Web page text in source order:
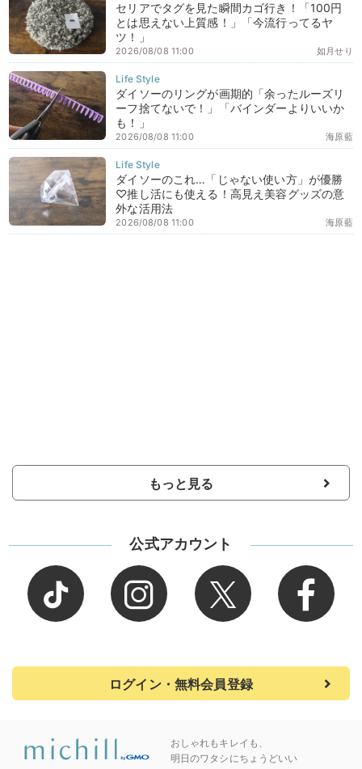
セリアでタグを見た瞬間カゴ行き！「100円
とは思えない上質感！」「今流行ってるヤ
ツ！」
如月せり
2026/08/08 11:00
ダイソーのリングが画期的「余ったルーズリ
ーフ捨てないで！」「バインダーよりいいか
も！」
海原藍
2026/08/08 11:00
ダイソーのこれ…「じゃない使い方」が優勝
♡推し活にも使える！高見え美容グッズの意
外な活用法
海原藍
2026/08/08 11:00
もっと見る
公式アカウント
ログイン・無料会員登録
おしゃれもキレイも、
明日のワタシにちょうどいい